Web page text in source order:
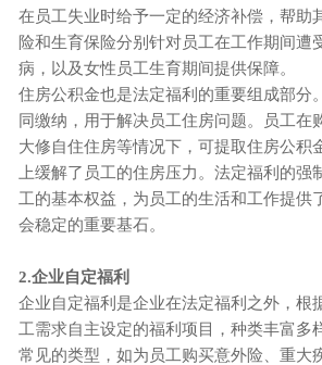
在员工失业时给予一定的经济补偿，帮助
险和生育保险分别针对员工在工作期间遭
病，以及女性员工生育期间提供保障。
住房公积金也是法定福利的重要组成部分
同缴纳，用于解决员工住房问题。员工在
大修自住住房等情况下，可提取住房公积
上缓解了员工的住房压力。法定福利的强
工的基本权益，为员工的生活和工作提供
会稳定的重要基石。
2.企业自定福利
企业自定福利是企业在法定福利之外，根
工需求自主设定的福利项目，种类丰富多
常见的类型，如为员工购买意外险、重大